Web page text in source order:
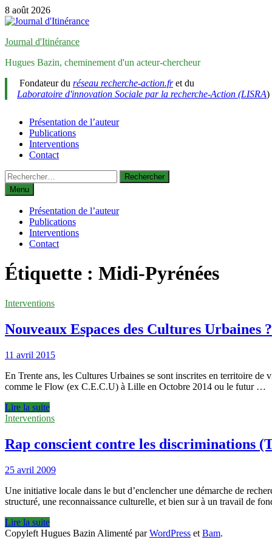
Passer
au
8 août 2026
Journal d'Itinérance
Hugues Bazin, cheminement d'un acteur-chercheur
Fondateur du réseau recherche-action.fret du
Laboratoire d'innovation Sociale par la recherche-Action (LISRA)
Présentation de l’auteur
Publications
Interventions
Contact
Rechercher :
Menu
Présentation de l’auteur
Publications
Interventions
Contact
Étiquette : Midi-Pyrénées
Interventions
Nouveaux Espaces des Cultures Urbaines
11 avril 2015
En Trente ans, les Cultures Urbaines se sont inscrites en territoire
comme le Flow (ex C.E.C.U) à Lille en Octobre 2014 ou le futur …
Nouveaux
Espaces
Cultures
Urbaines
(Toulouse)
Lire la suite
Interventions
Rap conscient contre les discriminations
25 avril 2009
Une initiative locale dans le but d’enclencher une démarche de
structuré, une reconnaissance culturelle, et bien sur à un travail de
Rap
conscient
Lire la suite
Copyleft Hugues Bazin Alimenté parWordPress et Bam.